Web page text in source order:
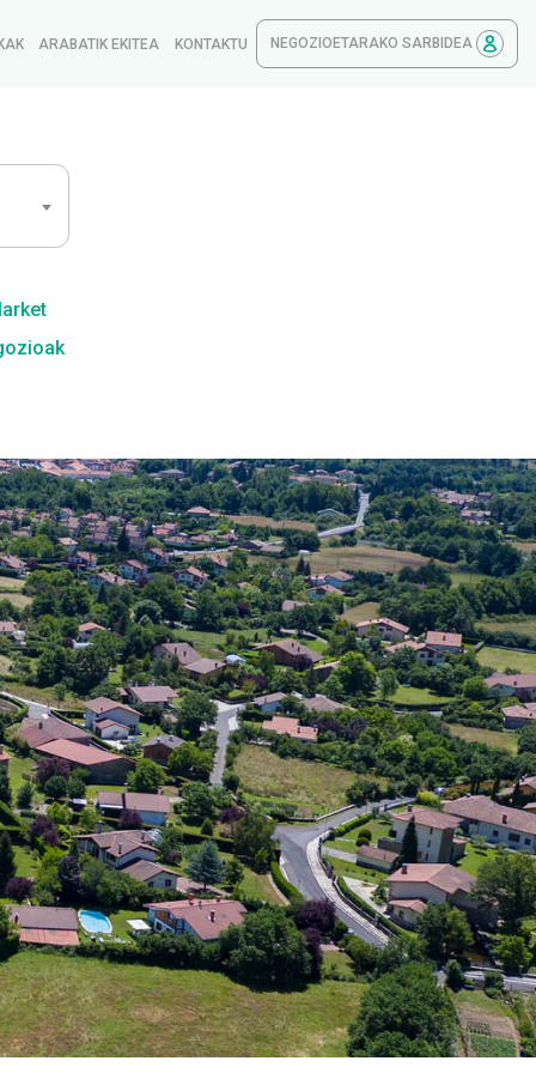
ARABATIK EKITEA KONTAKTU NEGOZIOETARAKO SARBIDEA